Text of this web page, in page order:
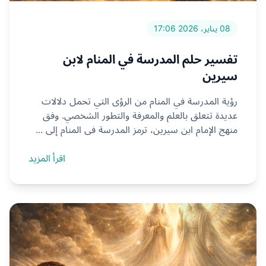
08 يناير، 2026 17:06
تفسير حلم المدرسة في المنام لابن
سيرين
رؤية المدرسة في المنام من الرؤى التي تحمل دلالات
عديدة تتعلق بالعلم والمعرفة والتطور الشخصي. وفق
منهج الإمام ابن سيرين، ترمز المدرسة في المنام إلى ...
اقرأ المزيد